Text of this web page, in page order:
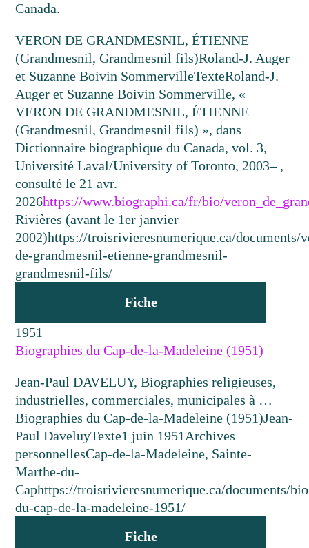
Canada.
VERON DE GRANDMESNIL, ÉTIENNE
(Grandmesnil, Grandmesnil fils)Roland-J. Auger
et Suzanne Boivin SommervilleTexteRoland-J.
Auger et Suzanne Boivin Sommerville, «
VERON DE GRANDMESNIL, ÉTIENNE
(Grandmesnil, Grandmesnil fils) », dans
Dictionnaire biographique du Canada, vol. 3,
Université Laval/University of Toronto, 2003– ,
consulté le 21 avr.
2026https://www.biographi.ca/fr/bio/
Rivières (avant le 1er janvier
2002)https://troisrivieresnumerique.ca/documents/
de-grandmesnil-etienne-grandmesnil-
grandmesnil-fils/
Fiche
1951
Biographies du Cap-de-la-Madeleine (1951)
Jean-Paul DAVELUY, Biographies religieuses,
industrielles, commerciales, municipales à …
Biographies du Cap-de-la-Madeleine (1951)Jean-
Paul DaveluyTexte1 juin 1951 Archives
personnellesCap-de-la-Madeleine, Sainte-
Marthe-du-
Caphttps://troisrivieresnumerique.ca/documents/
du-cap-de-la-madeleine-1951/
Fiche